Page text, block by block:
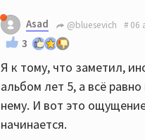
Asad @bluesevich 06
3
Я к тому, что заметил,
альбом лет 5, а всё
нему. И вот это
начинается.